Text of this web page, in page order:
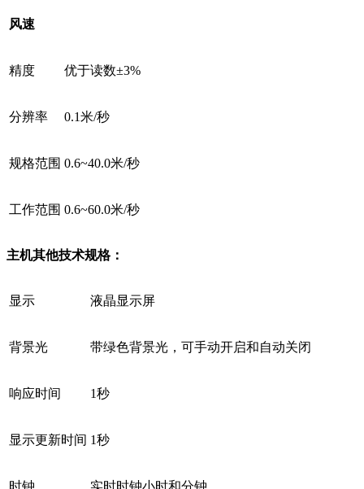
风速
精度 优于读数±3%
分辨率 0.1米/秒
规格范围 0.6~40.0米/秒
工作范围 0.6~60.0米/秒
主机其他技术规格：
显示 液晶显示屏
背景光 带绿色背景光，可手动开启和自动关闭
响应时间 1秒
显示更新时间 1秒